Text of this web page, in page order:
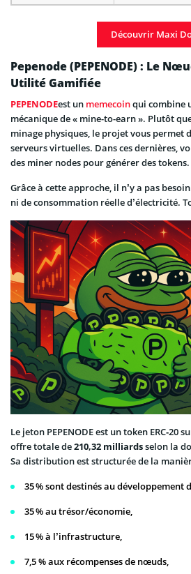
Découvrir Maxi
Pepenode (PEPENODE) : Le
Utilité Gamifiée
PEPENODEest un memecoinqui combine
mécanique de « mine-to-earn ». Plutôt
minage physiques, le projet vous permet
serveurs virtuelles. Dans ces dernières,
des miner nodes pour générer des tokens.
Grâce à cette approche, il n’y a pas
ni de consommation réelle d’électricité.
Le jeton PEPENODE est un token ERC‑20
offre totale de210,32 milliardsselon la
Sa distribution est structurée de la
35 % sont destinés au développement
35 % au trésor/économie,
15 % à l’infrastructure,
7,5 % aux récompenses de nœuds,